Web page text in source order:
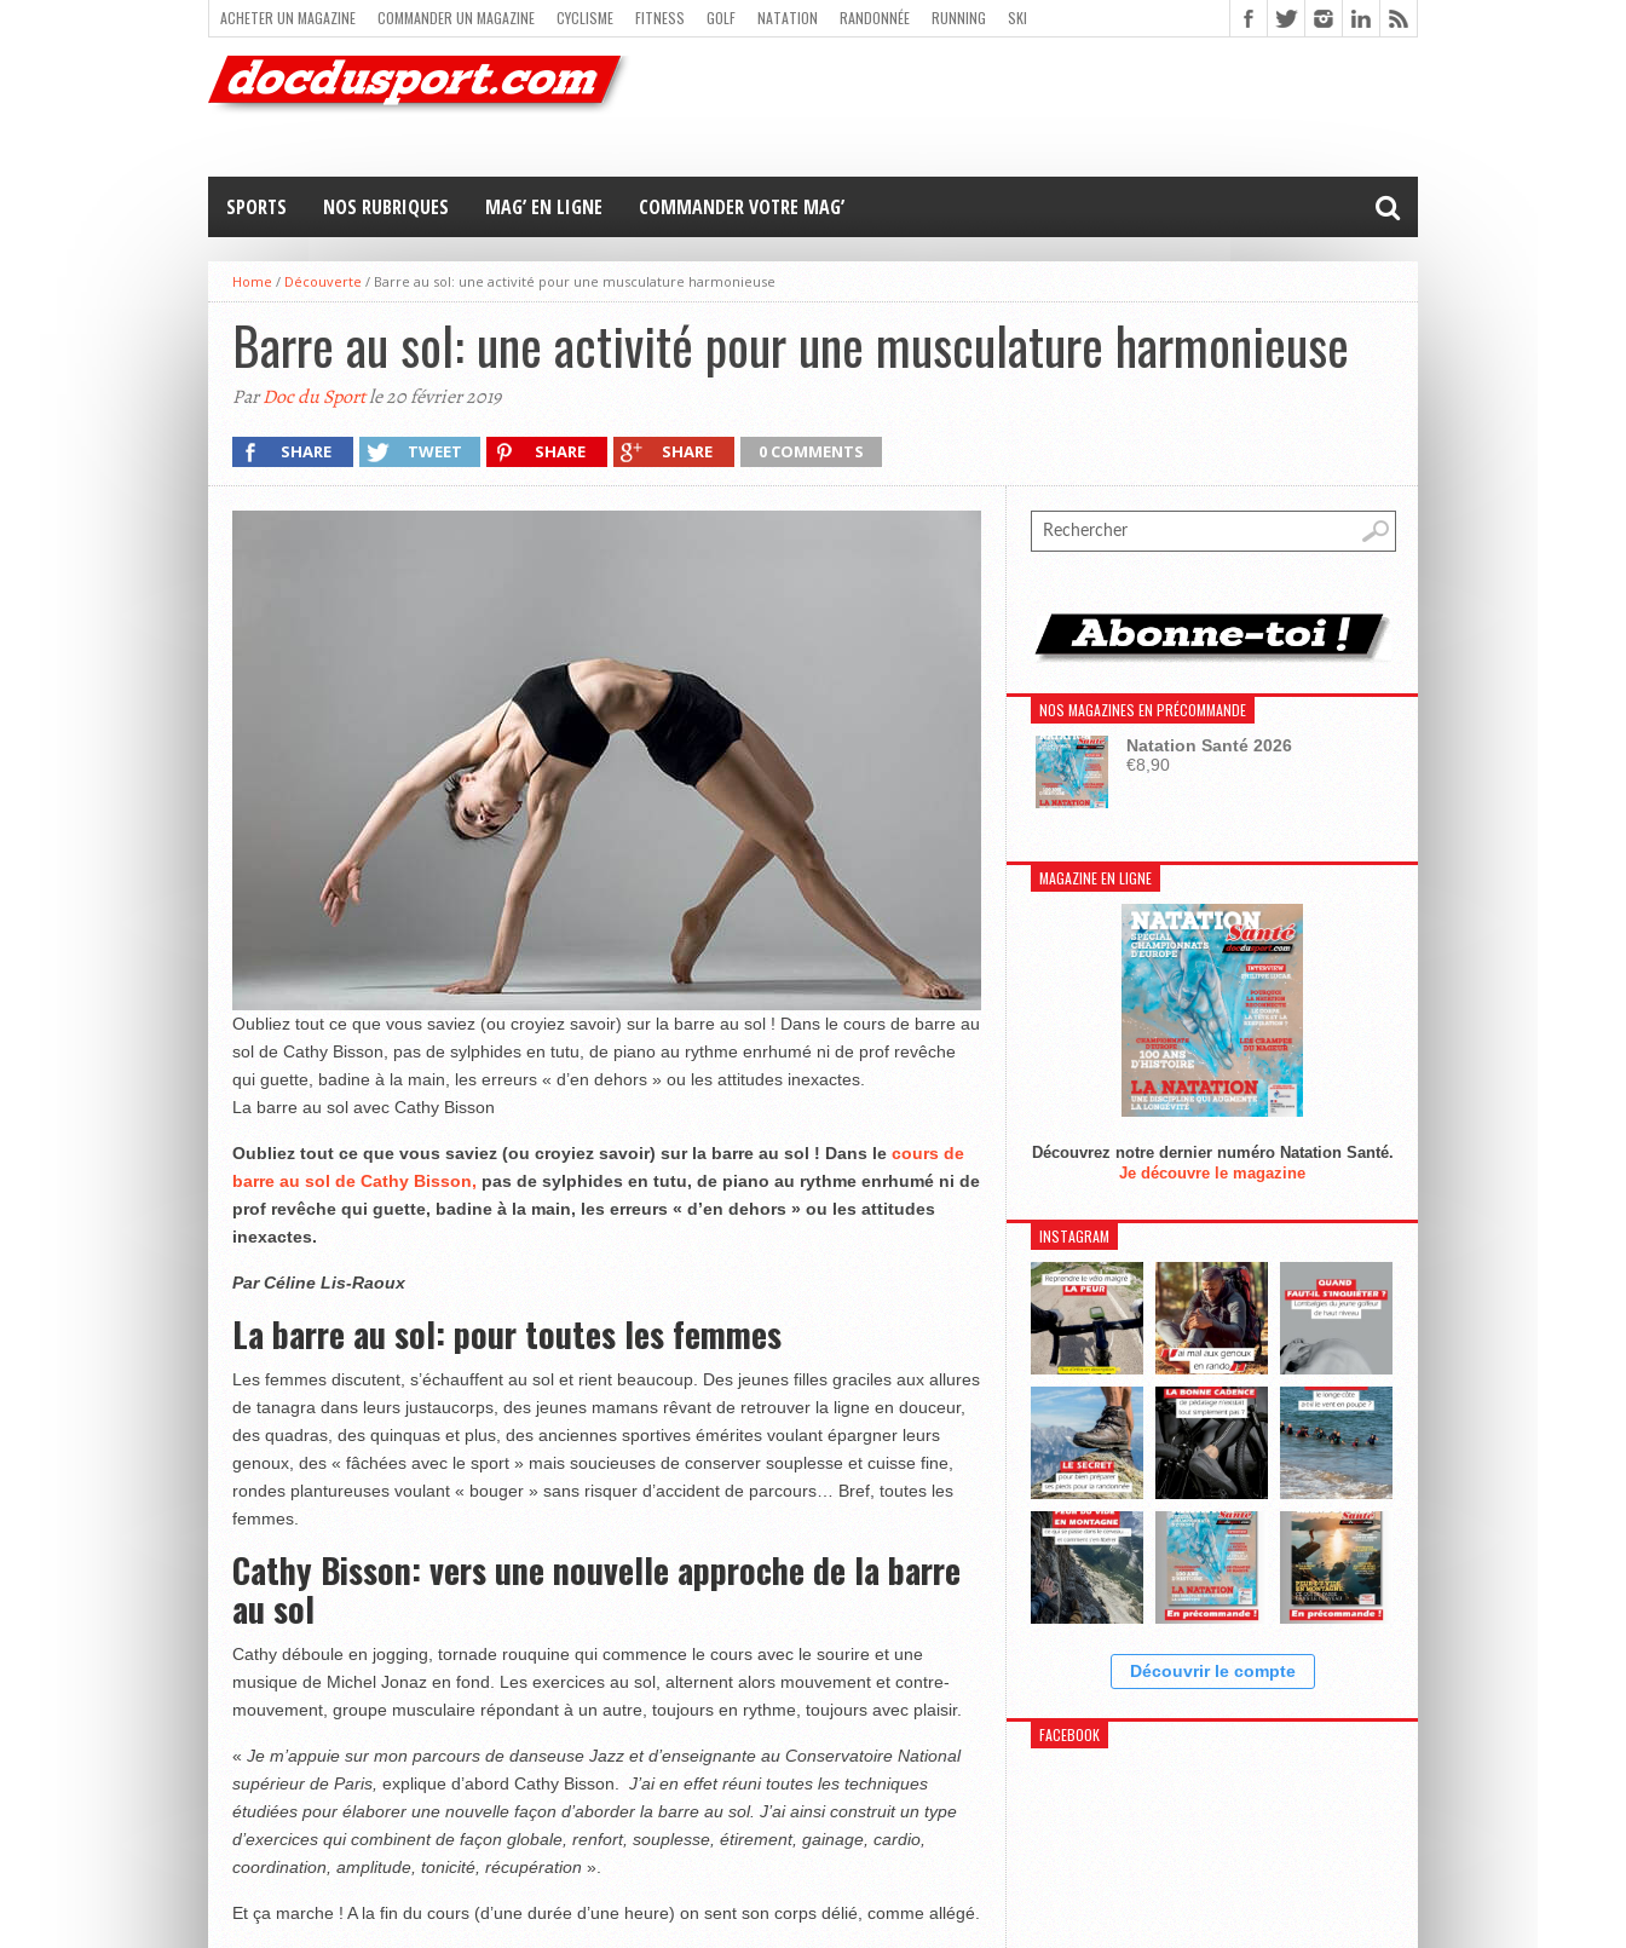
ACHETER UN MAGAZINE COMMANDER UN MAGAZINE CYCLISME FITNESS GOLF NATATION RANDONNÉE RUNNING
SKI
TRAIL RUNNING
TRIATHLON VOILE NEWSLETTER MAG’ EN LIGNE
SPORTS NOS RUBRIQUES MAG’ EN LIGNE COMMANDER VOTRE MAG’
Home / Découverte / Barre au sol: une activité pour une musculature harmonieuse
Barre au sol: une activité pour une musculature harmonieuse
ParDoc du Sportle 20 février 2019
SHARE TWEET SHARE SHARE 0 COMMENTS
Oubliez tout ce que vous saviez (ou croyiez savoir) sur la barre au sol ! Dans le cours de barre au
sol de Cathy Bisson, pas de sylphides en tutu, de piano au rythme enrhumé ni de prof revêche
qui guette, badine à la main, les erreurs « d’en dehors » ou les attitudes inexactes.
La barre au sol avec Cathy Bisson
Oubliez tout ce que vous saviez (ou croyiez savoir) sur la barre au sol ! Dans le cours de
barre au sol de Cathy Bisson, pas de sylphides en tutu, de piano au rythme enrhumé ni de
prof revêche qui guette, badine à la main, les erreurs « d’en dehors » ou les attitudes
inexactes.
Par Céline Lis-Raoux
La barre au sol: pour toutes les femmes
Les femmes discutent, s’échauffent au sol et rient beaucoup. Des jeunes filles graciles aux allures
de tanagra dans leurs justaucorps, des jeunes mamans rêvant de retrouver la ligne en douceur,
des quadras, des quinquas et plus, des anciennes sportives émérites voulant épargner leurs
genoux, des « fâchées avec le sport » mais soucieuses de conserver souplesse et cuisse fine,
rondes plantureuses voulant « bouger » sans risquer d’accident de parcours… Bref, toutes les
femmes.
Cathy Bisson: vers une nouvelle approche de la barre
au sol
Cathy déboule en jogging, tornade rouquine qui commence le cours avec le sourire et une
musique de Michel Jonaz en fond. Les exercices au sol, alternent alors mouvement et contre-
mouvement, groupe musculaire répondant à un autre, toujours en rythme, toujours avec plaisir.
« Je m’appuie sur mon parcours de danseuse Jazz et d’enseignante au Conservatoire National
supérieur de Paris, explique d’abord Cathy Bisson.
J’ai en effet réuni toutes les techniques
étudiées pour élaborer une nouvelle façon d’aborder la barre au sol. J’ai ainsi construit un type
d’exercices qui combinent de façon globale, renfort, souplesse, étirement, gainage, cardio,
coordination, amplitude, tonicité, récupération ».
Et ça marche ! A la fin du cours (d’une durée d’une heure) on sent son corps délié, comme allégé.
NOS MAGAZINES EN PRÉCOMMANDE
Natation Santé 2026
€8,90
MAGAZINE EN LIGNE
Découvrez notre dernier numéro Natation Santé.
Je découvre le magazine
INSTAGRAM
Découvrir le compte
FACEBOOK